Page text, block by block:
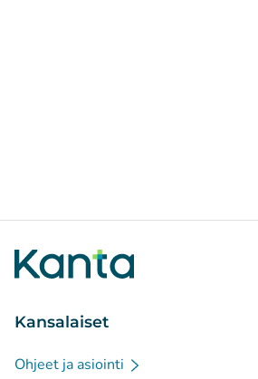
Kansalaiset
Ohjeet ja asiointi